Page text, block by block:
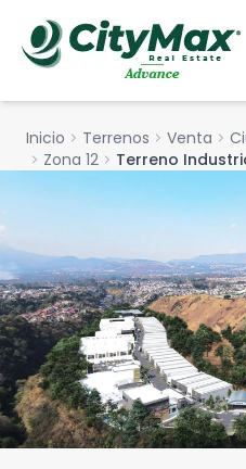
Inicio chevron_right Terrenos chevron_right Venta chevron_right
chevron_right Zona 12 chevron_right Terreno